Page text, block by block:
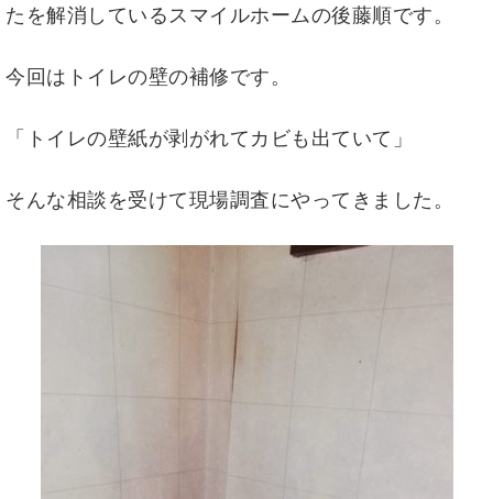
たを解消しているスマイルホームの後藤順です。
今回はトイレの壁の補修です。
「トイレの壁紙が剥がれてカビも出ていて」
そんな相談を受けて現場調査にやってきました。